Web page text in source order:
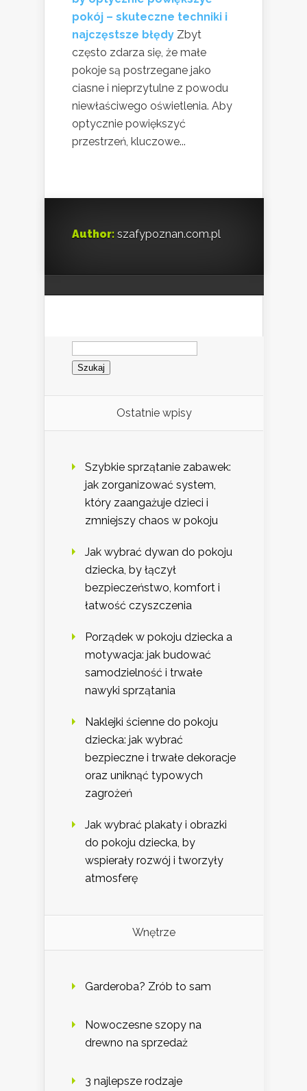
pokój – skuteczne techniki i
najczęstsze błędy Zbyt
często zdarza się, że małe
pokoje są postrzegane jako
ciasne i nieprzytulne z powodu
niewłaściwego oświetlenia. Aby
optycznie powiększyć
przestrzeń, kluczowe...
Author: szafypoznan.com.pl
Szukaj:
Ostatnie wpisy
Szybkie sprzątanie zabawek:
jak zorganizować system,
który zaangażuje dzieci i
zmniejszy chaos w pokoju
Jak wybrać dywan do pokoju
dziecka, by łączył
bezpieczeństwo, komfort i
łatwość czyszczenia
Porządek w pokoju dziecka a
motywacja: jak budować
samodzielność i trwałe
nawyki sprzątania
Naklejki ścienne do pokoju
dziecka: jak wybrać
bezpieczne i trwałe dekoracje
oraz uniknąć typowych
zagrożeń
Jak wybrać plakaty i obrazki
do pokoju dziecka, by
wspierały rozwój i tworzyły
atmosferę
Wnętrze
Garderoba? Zrób to sam
Nowoczesne szopy na
drewno na sprzedaż
3 najlepsze rodzaje